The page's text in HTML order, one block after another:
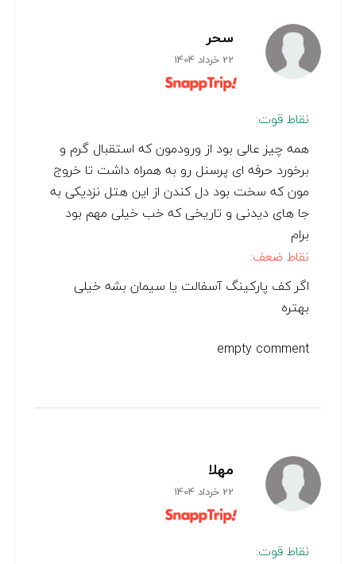
سحر
22 خرداد 1404
نقاط قوت:
همه چیز عالی بود از ورودمون که استقبال گرم و
برخورد حرفه ای پرسنل رو به همراه داشت تا خروج
مون که سخت بود دل کندن از این هتل نزدیکی به
جا های دیدنی و تاریخی که خب خیلی مهم بود
برام
نقاط ضعف:
اگر کف پارکینگ آسفالت یا سیمان بشه خیلی
بهتره
empty comment
مهلا
22 خرداد 1404
نقاط قوت: